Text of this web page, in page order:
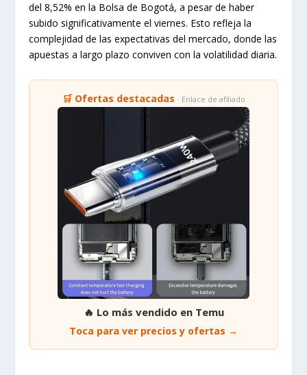
del 8,52% en la Bolsa de Bogotá, a pesar de haber
subido significativamente el viernes. Esto refleja la
complejidad de las expectativas del mercado, donde las
apuestas a largo plazo conviven con la volatilidad diaria.
🛒 Ofertas destacadas · Enlace de afiliado
🔥 Lo más vendido en Temu
Toca para ver precios y ofertas →